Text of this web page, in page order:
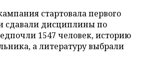
стартовала первого
сдавали дисциплины по
1547 человек, историю
а литературу выбрали